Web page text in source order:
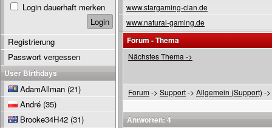
www.stargaming-clan.de
www.natural-gaming.de
Forum - Thema
Nächstes Thema ->
Forum-> Support-> Allgemein (Support) -
Antworten: 4
Login dauerhaft merken
Registrierung
Passwort vergessen
User Birthdays
AdamAllman (21)
André (35)
Brooke34H42 (31)